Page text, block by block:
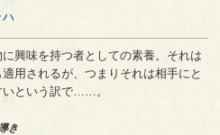
ハ
興味を持つ者としての素養。それは
用されるが、つまりそれは相手にと
いという訳で……。
き